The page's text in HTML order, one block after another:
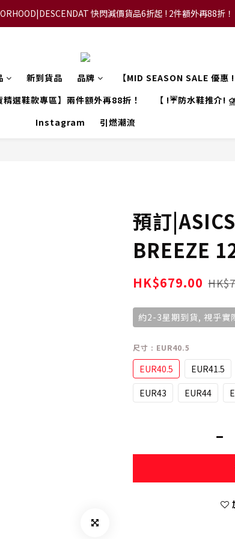
【FLASH SALE 兩件指定現貨產品即享88折】
快閃減價貨品6折起 ! 2件額外再88折！
新到貨品 品牌
【MID SEASON SALE 優
精選鞋款專區】兩件額外再88折！ 【 !☔防水鞋推介! ⛈️
Instagram
引燃潮流
預訂
BREEZE
HK$679.00
約2-3星期到貨, 視乎實
尺寸 : EUR40.5
EUR40.5 EUR41.5
EUR43
EUR44